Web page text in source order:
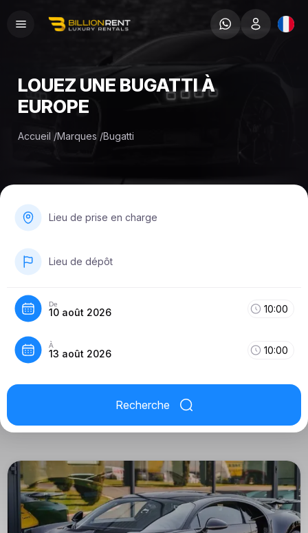
LOUEZ UNE BUGATTI À
EUROPE
Accueil /Marques /Bugatti
Lieu de prise en charge
Lieu de dépôt
De
10 août 2026 10:00
À
13 août 2026 10:00
Recherche